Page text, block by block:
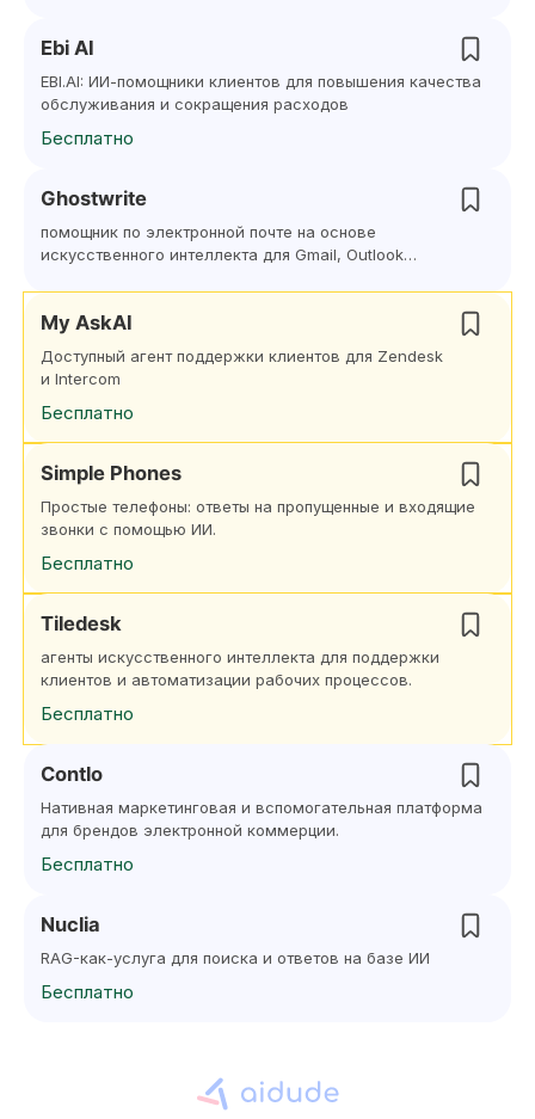
Ebi AI
EBI.AI: ИИ-помощники клиентов для повышения качества
обслуживания и сокращения расходов
Бесплатно
Ghostwrite
помощник по электронной почте на основе
искусственного интеллекта для Gmail, Outlook
My AskAI
Доступный агент поддержки клиентов для Zendesk
и Intercom
Бесплатно
Simple Phones
Простые телефоны: ответы на пропущенные и входящие
звонки с помощью ИИ.
Бесплатно
Tiledesk
агенты искусственного интеллекта для поддержки
клиентов и автоматизации рабочих процессов.
Бесплатно
Contlo
Нативная маркетинговая и вспомогательная платформа
для брендов электронной коммерции.
Бесплатно
Nuclia
RAG-как-услуга для поиска и ответов на базе ИИ
Бесплатно